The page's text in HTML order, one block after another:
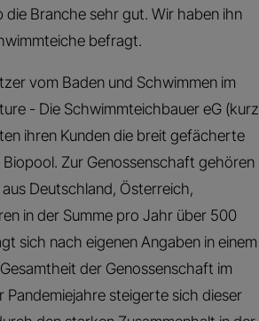
Branche sehr gut. Wir haben ihn
befragt.
vom Baden und Schwimmen im
- Die Schwimmteichbauer eG (kurz
ihren Kunden die breit gefächerte
Zur Genossenschaft gehören
Deutschland, Österreich,
in der Summe pro Jahr über 500
sich nach eigenen Angaben in einem
der Genossenschaft im
Pandemiejahre steigerte sich dieser